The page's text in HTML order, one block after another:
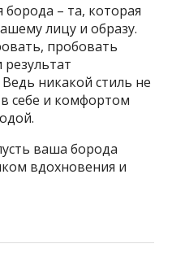
– та, которая
лицу и образу.
пробовать
никакой стиль не
себе и комфортом
ваша борода
вдохновения и